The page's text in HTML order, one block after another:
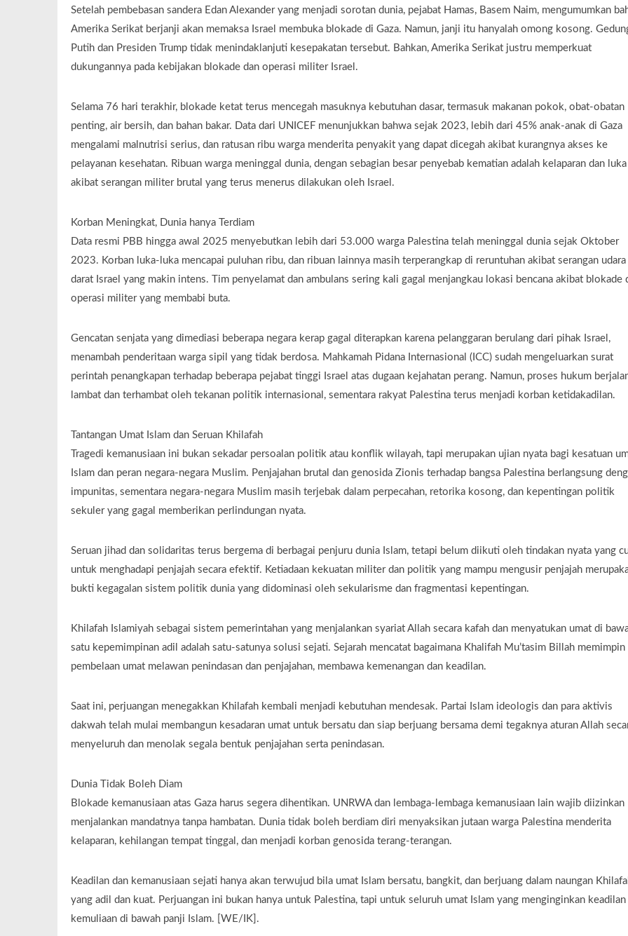
Setelah pembebasan sandera Edan Alexander yang menjadi sorotan dunia, pejabat Hamas, Basem Naim, mengumumkan
Amerika Serikat berjanji akan memaksa Israel membuka blokade di Gaza. Namun, janji itu hanyalah omong kosong.
Putih dan Presiden Trump tidak menindaklanjuti kesepakatan tersebut. Bahkan, Amerika Serikat justru memperkuat
dukungannya pada kebijakan blokade dan operasi militer Israel.
Selama 76 hari terakhir, blokade ketat terus mencegah masuknya kebutuhan dasar, termasuk makanan pokok, obat-obatan
penting, air bersih, dan bahan bakar. Data dari UNICEF menunjukkan bahwa sejak 2023, lebih dari 45% anak-anak di Gaza
mengalami malnutrisi serius, dan ratusan ribu warga menderita penyakit yang dapat dicegah akibat kurangnya akses ke
pelayanan kesehatan. Ribuan warga meninggal dunia, dengan sebagian besar penyebab kematian adalah kelaparan dan luka
akibat serangan militer brutal yang terus menerus dilakukan oleh Israel.
Korban Meningkat, Dunia hanya Terdiam
Data resmi PBB hingga awal 2025 menyebutkan lebih dari 53.000 warga Palestina telah meninggal dunia sejak Oktober
2023. Korban luka-luka mencapai puluhan ribu, dan ribuan lainnya masih terperangkap di reruntuhan akibat serangan udara
darat Israel yang makin intens. Tim penyelamat dan ambulans sering kali gagal menjangkau lokasi bencana akibat blokade
operasi militer yang membabi buta.
Gencatan senjata yang dimediasi beberapa negara kerap gagal diterapkan karena pelanggaran berulang dari pihak Israel,
menambah penderitaan warga sipil yang tidak berdosa. Mahkamah Pidana Internasional (ICC) sudah mengeluarkan surat
perintah penangkapan terhadap beberapa pejabat tinggi Israel atas dugaan kejahatan perang. Namun, proses hukum
lambat dan terhambat oleh tekanan politik internasional, sementara rakyat Palestina terus menjadi korban ketidakadilan.
Tantangan Umat Islam dan Seruan Khilafah
Tragedi kemanusiaan ini bukan sekadar persoalan politik atau konflik wilayah, tapi merupakan ujian nyata bagi kesatuan
Islam dan peran negara-negara Muslim. Penjajahan brutal dan genosida Zionis terhadap bangsa Palestina berlangsung
impunitas, sementara negara-negara Muslim masih terjebak dalam perpecahan, retorika kosong, dan kepentingan politik
sekuler yang gagal memberikan perlindungan nyata.
Seruan jihad dan solidaritas terus bergema di berbagai penjuru dunia Islam, tetapi belum diikuti oleh tindakan nyata yang
untuk menghadapi penjajah secara efektif. Ketiadaan kekuatan militer dan politik yang mampu mengusir penjajah
bukti kegagalan sistem politik dunia yang didominasi oleh sekularisme dan fragmentasi kepentingan.
Khilafah Islamiyah sebagai sistem pemerintahan yang menjalankan syariat Allah secara kafah dan menyatukan umat di
satu kepemimpinan adil adalah satu-satunya solusi sejati. Sejarah mencatat bagaimana Khalifah Mu’tasim Billah memimpin
pembelaan umat melawan penindasan dan penjajahan, membawa kemenangan dan keadilan.
Saat ini, perjuangan menegakkan Khilafah kembali menjadi kebutuhan mendesak. Partai Islam ideologis dan para aktivis
dakwah telah mulai membangun kesadaran umat untuk bersatu dan siap berjuang bersama demi tegaknya aturan Allah
menyeluruh dan menolak segala bentuk penjajahan serta penindasan.
Dunia Tidak Boleh Diam
Blokade kemanusiaan atas Gaza harus segera dihentikan. UNRWA dan lembaga-lembaga kemanusiaan lain wajib diizinkan
menjalankan mandatnya tanpa hambatan. Dunia tidak boleh berdiam diri menyaksikan jutaan warga Palestina menderita
kelaparan, kehilangan tempat tinggal, dan menjadi korban genosida terang-terangan.
Keadilan dan kemanusiaan sejati hanya akan terwujud bila umat Islam bersatu, bangkit, dan berjuang dalam naungan
yang adil dan kuat. Perjuangan ini bukan hanya untuk Palestina, tapi untuk seluruh umat Islam yang menginginkan keadilan
kemuliaan di bawah panji Islam. [WE/IK].